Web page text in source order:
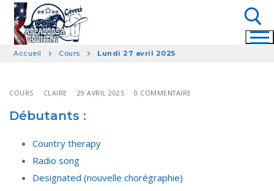
Aller
contenu
Accueil Cours Lundi 27 avril 2025
COURS CLAIRE 29 AVRIL 2025 0 COMMENTAIRE
Débutants :
Country therapy
Radio song
Designated (nouvelle chorégraphie)